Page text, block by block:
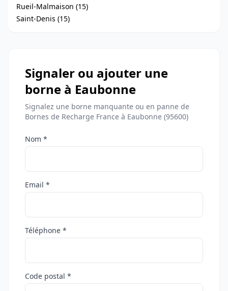
Rueil-Malmaison (15)
Saint-Denis (15)
Signaler ou ajouter une
borne à Eaubonne
Signalez une borne manquante ou en panne de
Bornes de Recharge France à Eaubonne (95600)
Nom *
Email *
Téléphone *
Code postal *